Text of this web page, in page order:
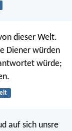
dieser Welt.
Diener würden
würde;
auf sich unsre